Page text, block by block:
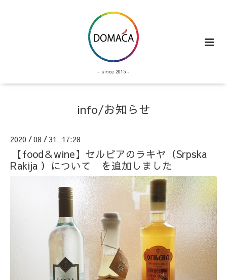
- since 2015 -
info/お知らせ
2020 /08 /31 17:28
【food＆wine】セルビアのラキヤ（Srpska
Rakija ）について を追加しました